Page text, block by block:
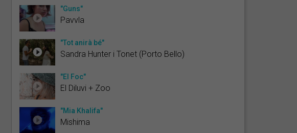
"Guns"
Pavvla
"Tot anirà bé"
Sandra Hunter i Tonet (Porto Bello)
"El Foc"
El Diluvi + Zoo
"Mia Khalifa"
Mishima